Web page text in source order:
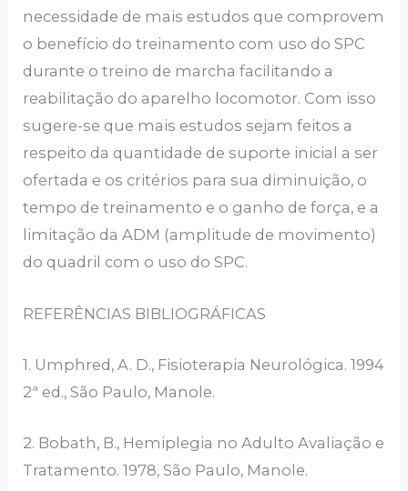
necessidade de mais estudos que comprovem
o benefício do treinamento com uso do SPC
durante o treino de marcha facilitando a
reabilitação do aparelho locomotor. Com isso
sugere-se que mais estudos sejam feitos a
respeito da quantidade de suporte inicial a ser
ofertada e os critérios para sua diminuição, o
tempo de treinamento e o ganho de força, e a
limitação da ADM (amplitude de movimento)
do quadril com o uso do SPC.
REFERÊNCIAS BIBLIOGRÁFICAS
1. Umphred, A. D., Fisioterapia Neurológica. 1994
2ª ed., São Paulo, Manole.
2. Bobath, B., Hemiplegia no Adulto Avaliação e
Tratamento. 1978, São Paulo, Manole.